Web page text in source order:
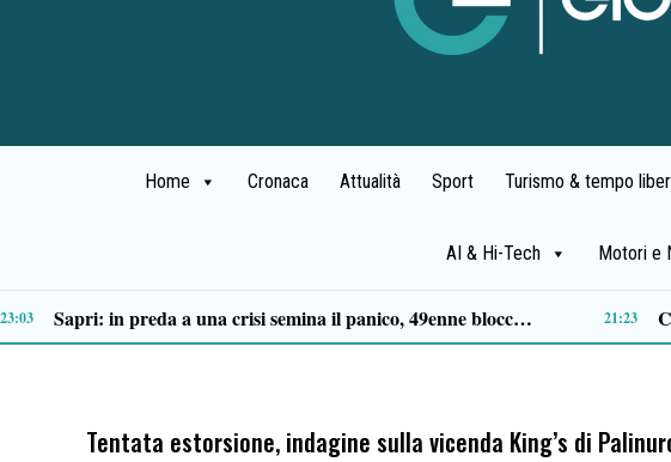
Home Cronaca Attualità Sport Turismo & tempo
AI & Hi-Tech Motori e
Tortorella celebra la Fiera di San Basilio: tra antichi mestieri, bestiame e la musica della Bandabardò 14:49 Premio Terre del Bussento, si alza il sipario: stasera Roberto Fico apre l’11ª edizione
Tentata estorsione, indagine sulla vicenda King’s di